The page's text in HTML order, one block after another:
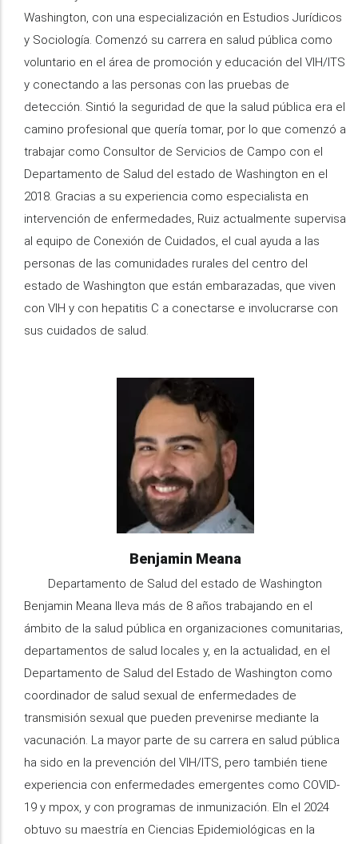
Washington, con una especialización en Estudios Jurídicos
y Sociología. Comenzó su carrera en salud pública como
voluntario en el área de promoción y educación del VIH/ITS
y conectando a las personas con las pruebas de
detección. Sintió la seguridad de que la salud pública era el
camino profesional que quería tomar, por lo que comenzó a
trabajar como Consultor de Servicios de Campo con el
Departamento de Salud del estado de Washington en el
2018. Gracias a su experiencia como especialista en
intervención de enfermedades, Ruiz actualmente supervisa
al equipo de Conexión de Cuidados, el cual ayuda a las
personas de las comunidades rurales del centro del
estado de Washington que están embarazadas, que viven
con VIH y con hepatitis C a conectarse e involucrarse con
sus cuidados de salud.
Name
Benjamin Meana
Organization
Departamento de Salud del estado de Washington
Information
Benjamin Meana lleva más de 8 años trabajando en el
ámbito de la salud pública en organizaciones comunitarias,
departamentos de salud locales y, en la actualidad, en el
Departamento de Salud del Estado de Washington como
coordinador de salud sexual de enfermedades de
transmisión sexual que pueden prevenirse mediante la
vacunación. La mayor parte de su carrera en salud pública
ha sido en la prevención del VIH/ITS, pero también tiene
experiencia con enfermedades emergentes como COVID-
19 y mpox, y con programas de inmunización. Eln el 2024
obtuvo su maestría en Ciencias Epidemiológicas en la